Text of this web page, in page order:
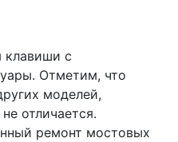
клавиши с
Отметим, что
моделей,
отличается.
ремонт мостовых